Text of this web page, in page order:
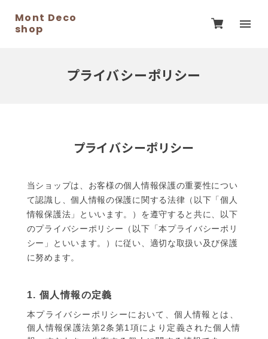
Mont Deco
shop
プライバシーポリシー
プライバシーポリシー
当ショップは、お客様の個人情報保護の重要性につい
て認識し、個人情報の保護に関する法律（以下「個人
情報保護法」といいます。）を遵守すると共に、以下
のプライバシーポリシー（以下「本プライバシーポリ
シー」といいます。）に従い、適切な取扱い及び保護
に努めます。
1. 個人情報の定義
本プライバシーポリシーにおいて、個人情報とは、
個人情報保護法第2条第1項により定義された個人情